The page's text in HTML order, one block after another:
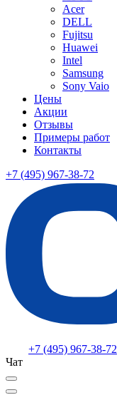
Acer
DELL
Fujitsu
Huawei
Intel
Samsung
Sony Vaio
Цены
Акции
Отзывы
Примеры работ
Контакты
+7 (495) 967-38-72
+7 (495) 967-38-72
Чат